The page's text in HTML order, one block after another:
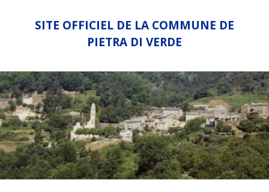
SITE OFFICIEL DE LA COMMUNE DE
PIETRA DI VERDE